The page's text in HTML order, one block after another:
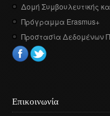
Δομή Συμβουλευτικής
Πρόγραμμα Erasmus+
Προστασία Δεδομένων
Επικοινωνία